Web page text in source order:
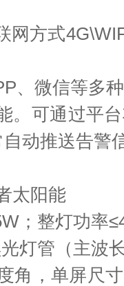
网方式
、微信等多
。可通过平
动推送告警
太阳能
；整灯功率
灯管（主波
角，单屏尺